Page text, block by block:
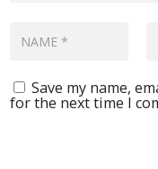
Save my name,
for the next time I